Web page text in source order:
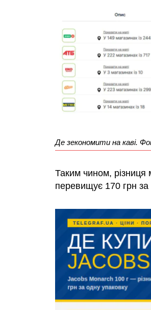
Де зекономити на каві.
Таким чином,
перевищує 170 грн за